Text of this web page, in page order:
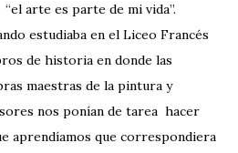
arte es parte de mi vida”.
estudiaba en el Liceo Francés
de historia en donde las
maestras de la pintura y
nos ponían de tarea hacer
aprendíamos que correspondiera